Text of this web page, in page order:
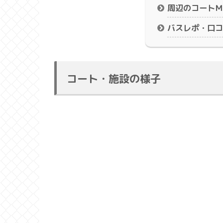
周辺のコート
バスレポ・口
コート・施設の様子